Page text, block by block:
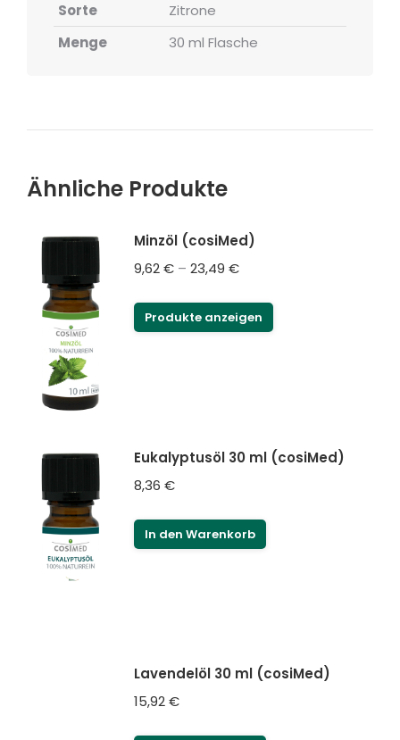
Sorte
Zitrone
Menge
30 ml Flasche
Ähnliche Produkte
Minzöl (cosiMed)
9,62€ – 23,49 €Preisspanne:
bis
Produkte anzeigen
Eukalyptusöl 30 ml (cosiMed)
8,36 €
In den Warenkorb
Lavendelöl 30 ml (cosiMed)
15,92€